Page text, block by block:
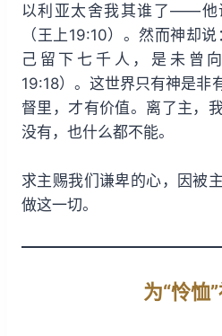
以利亚太舍我其谁了——他
（王上19:10）。然而神却
己留下七千人，是未曾
19:18）。这世界只有神是非
督里，才有价值。离了主，
没有，也什么都不能。
求主赐我们谦卑的心，因被
做这一切。
为“怜恤